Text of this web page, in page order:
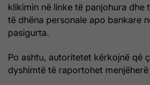
klikimin në linke të panjohura dhe
të dhëna personale apo bankare
pasigurta.
Po ashtu, autoritetet kërkojnë që
dyshimtë të raportohet